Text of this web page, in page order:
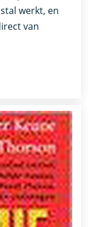
werkt, en
van